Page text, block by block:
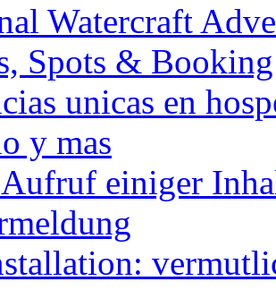
Watercraft
Spots &
unicas en
y mas
einiger